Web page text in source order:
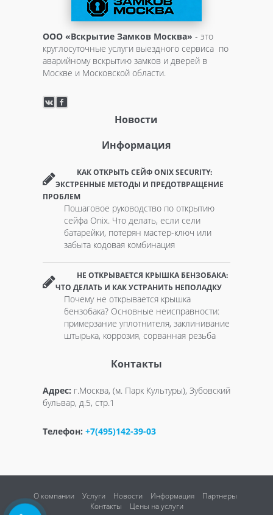
ООО «Вскрытие Замков Москва» - это
круглосуточные услуги выездного сервиса по
аварийному вскрытию замков и дверей в
Москве и Московской области.
Новости
Информация
КАК ОТКРЫТЬ СЕЙФ ONIX SECURITY:
ЭКСТРЕННЫЕ МЕТОДЫ И ПРЕДОТВРАЩЕНИЕ
ПРОБЛЕМ
Пошаговое руководство по открытию
сейфа Onix. Что делать, если сели
батарейки, потерян мастер-ключ или
забыта кодовая комбинация
НЕ ОТКРЫВАЕТСЯ КРЫШКА БЕНЗОБАКА:
ЧТО ДЕЛАТЬ И КАК УСТРАНИТЬ НЕПОЛАДКУ
Почему не открывается крышка
бензобака? Основные неисправности:
примерзание уплотнителя, заклинивание
штырька, коррозия, сорванная резьба
Контакты
Адрес: г.Москва, (м. Парк Культуры), Зубовский
бульвар, д.5, стр.1
Телефон: +7(495)142-39-03
О компании Услуги Новости Информация
Партнеры
Контакты
Цены на услуги